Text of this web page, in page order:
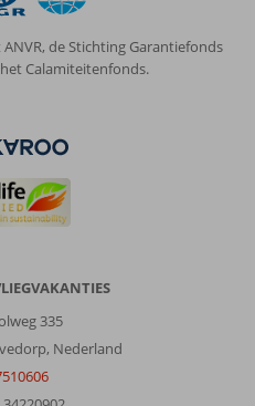
de Stichting Garantiefonds
het Calamiteitenfonds.
335
Nederland